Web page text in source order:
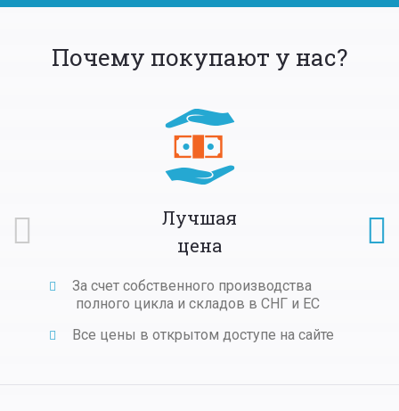
Почему покупают у нас?
Лучшая
цена
За счет собственного производства
полного цикла и складов в СНГ и ЕС
Все цены в открытом доступе на сайте